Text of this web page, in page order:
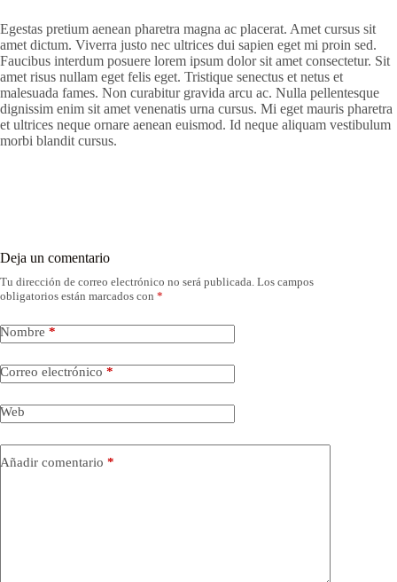
Egestas pretium aenean pharetra magna ac placerat. Amet cursus sit
amet dictum. Viverra justo nec ultrices dui sapien eget mi proin sed.
Faucibus interdum posuere lorem ipsum dolor sit amet consectetur. Sit
amet risus nullam eget felis eget. Tristique senectus et netus et
malesuada fames. Non curabitur gravida arcu ac. Nulla pellentesque
dignissim enim sit amet venenatis urna cursus. Mi eget mauris pharetra
et ultrices neque ornare aenean euismod. Id neque aliquam vestibulum
morbi blandit cursus.
Deja un comentario
Tu dirección de correo electrónico no será publicada. Los campos
obligatorios están marcados con *
Nombre *
Correo electrónico *
Web
Añadir comentario *